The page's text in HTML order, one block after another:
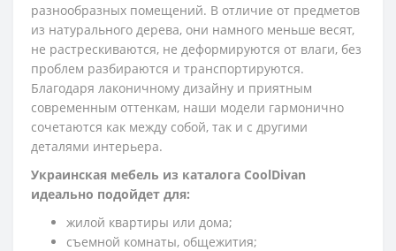
разнообразных помещений. В отличие от предметов
из натурального дерева, они намного меньше весят,
не растрескиваются, не деформируются от влаги, без
проблем разбираются и транспортируются.
Благодаря лаконичному дизайну и приятным
современным оттенкам, наши модели гармонично
сочетаются как между собой, так и с другими
деталями интерьера.
Украинская мебель из каталога CoolDivan
идеально подойдет для:
жилой квартиры или дома;
съемной комнаты, общежития;